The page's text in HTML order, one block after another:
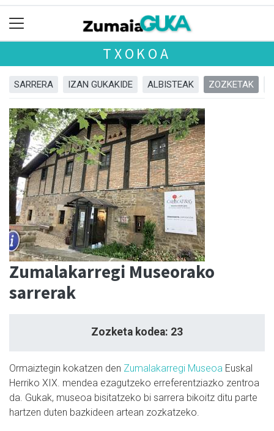
TXOKOA
SARRERA IZAN GUKAKIDE ALBISTEAK ZOZKETAK
Zumalakarregi Museorako
sarrerak
Zozketa kodea: 23
Ormaiztegin kokatzen den Zumalakarregi Museoa Euskal
Herriko XIX. mendea ezagutzeko erreferentziazko zentroa
da. Gukak, museoa bisitatzeko bi sarrera bikoitz ditu parte
hartzen duten bazkideen artean zozkatzeko.